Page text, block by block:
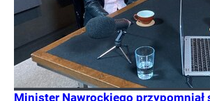
Minister Nawrockiego przypomniał